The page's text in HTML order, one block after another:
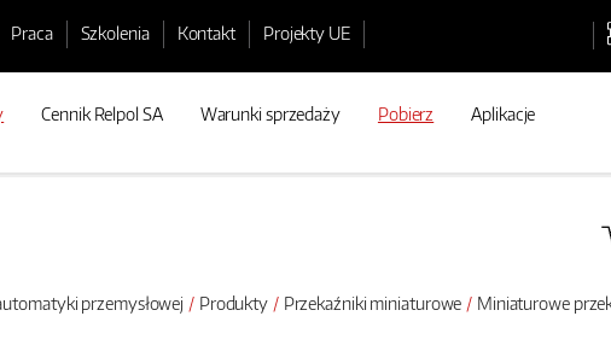
Praca Szkolenia Kontakt Projekty UE
Cennik Relpol SA Warunki sprzedaży Pobierz Aplikacje
przemysłowej Produkty Przekaźniki miniaturowe
Miniaturowe